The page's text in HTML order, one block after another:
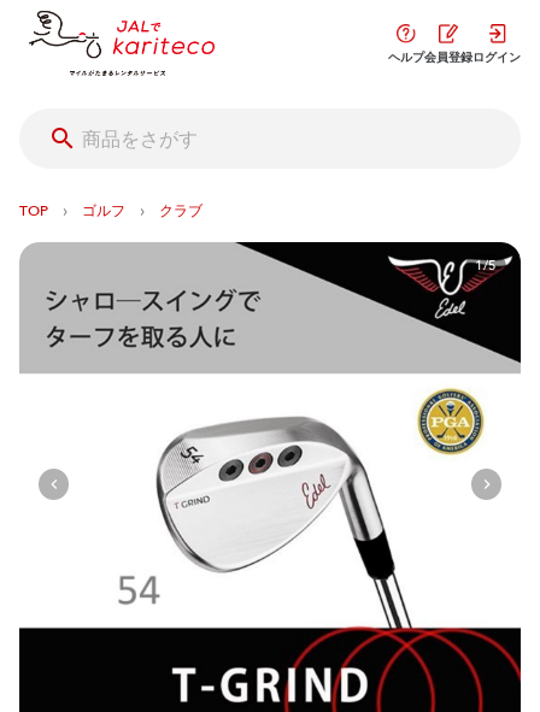
ヘルプ会員登録ログイン
TOP › ゴルフ › クラブ
1/5